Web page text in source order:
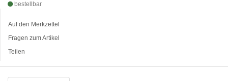
bestellbar
Auf den Merkzettel
Fragen zum Artikel
Teilen